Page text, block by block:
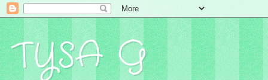
TYSA G